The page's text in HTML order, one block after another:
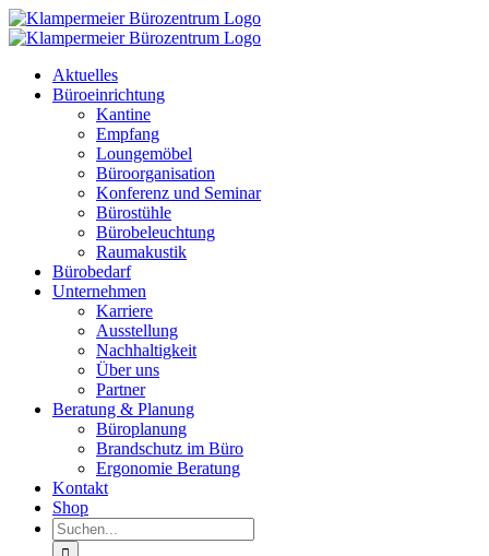
Zum
Inhalt
Aktuelles
Büroeinrichtung
Kantine
Empfang
Loungemöbel
Büroorganisation
Konferenz und Seminar
Bürostühle
Bürobeleuchtung
Raumakustik
Bürobedarf
Unternehmen
Karriere
Ausstellung
Nachhaltigkeit
Über uns
Partner
Beratung & Planung
Büroplanung
Brandschutz im Büro
Ergonomie Beratung
Kontakt
Shop
Suche
nach: